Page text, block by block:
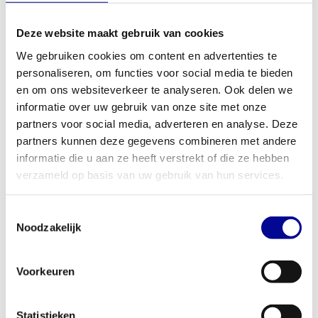
Deze website maakt gebruik van cookies
We gebruiken cookies om content en advertenties te
personaliseren, om functies voor social media te bieden
en om ons websiteverkeer te analyseren. Ook delen we
informatie over uw gebruik van onze site met onze
partners voor social media, adverteren en analyse. Deze
partners kunnen deze gegevens combineren met andere
informatie die u aan ze heeft verstrekt of die ze hebben
verzameld op basis van uw gebruik van hun services.
Noodzakelijk
Voorkeuren
Statistieken
Het standaard gewichtsblok van 95 kg biedt ruim voldoende
uitdaging voor zowel beginnende als gevorderde sporters. Je past
de weerstand eenvoudig aan je eigen niveau aan, waardoor je
continu progressie kunt boeken. Ontdek ook onze andere
apparaten voor hettrainen van het onderlichaamen stel je ideale
trainingscircuit samen.
Geschikt voor thuisgebruik en professionele gyms
serieuze thuissporter biedt het de mogelijkheid om op
professioneel niveau te trainen. Voor zakelijke klanten, zoals
het een betrouwbare en duurzame toevoeging aan de
waaronder de mogelijkheid om apparatuur te kopen, leasen of